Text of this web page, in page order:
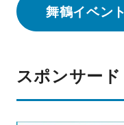
舞鶴イベン
スポンサー